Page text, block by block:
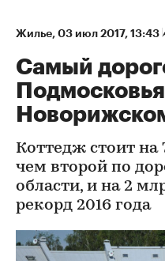
Жилье⁠, 03 июл 2017, 13:43
Самый
Коттедж стоит на
чем второй по
области, и на 2
рекорд 2016 года